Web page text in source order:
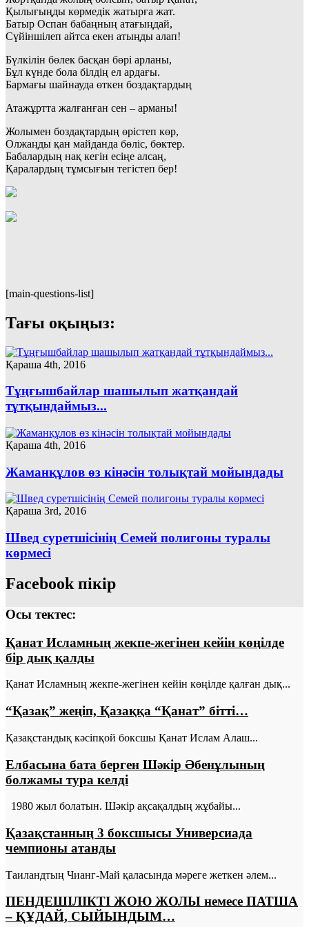
Қылығыңды көрмедік жатырға жат.
Батыр Оспан бабаңның атағыңдай,
Сүйіншілеп айтса екен атыңды алап!
Бүлкілін бөлек басқан бөрі арланы,
Бұл күнде бола білдің ел ардағы.
Бармағы шайнауда өткен боздақтардың
Атажұртта жалғанған сен – арманы!
Жолымен боздақтардың өрістеп көр,
Олжаңды қан майданда бөліс, бөктер.
Бабалардың нақ кегін есіңе алсаң,
Қаралардың тұмсығын тегістеп бер!
[main-questions-list]
Тағы оқыңыз:
Қараша 4th, 2016
Тұңғышбайлар шашылып жатқандай
тұтқындаймыз...
Қараша 4th, 2016
Жаманқұлов өз кінәсін толықтай мойындады
Қараша 3rd, 2016
Швед суретшісінің Семей полигоны туралы
көрмесі
Facebook пікір
Осы тектес:
Қанат Исламның жекпе-жегінен кейін көңілде
бір дық қалды
Қанат Исламның жекпе-жегінен кейін көңілде қалған дық...
“Қазақ” жеңіп, Қазаққа “Қанат” бітті…
Қазақстандық кәсіпқой боксшы Қанат Ислам Алаш...
Елбасына бата берген Шәкір Әбенұлының
болжамы тура келді
1980 жыл болатын. Шәкір ақсақалдың жұбайы...
Қазақстанның 3 боксшысы Универсиада
чемпионы атанды
Таиландтың Чианг-Май қаласында мәреге жеткен әлем...
ПЕНДЕШІЛІКТІ ЖОЮ ЖОЛЫ немесе ПАТША
– ҚҰДАЙ, СЫЙЫНДЫМ…